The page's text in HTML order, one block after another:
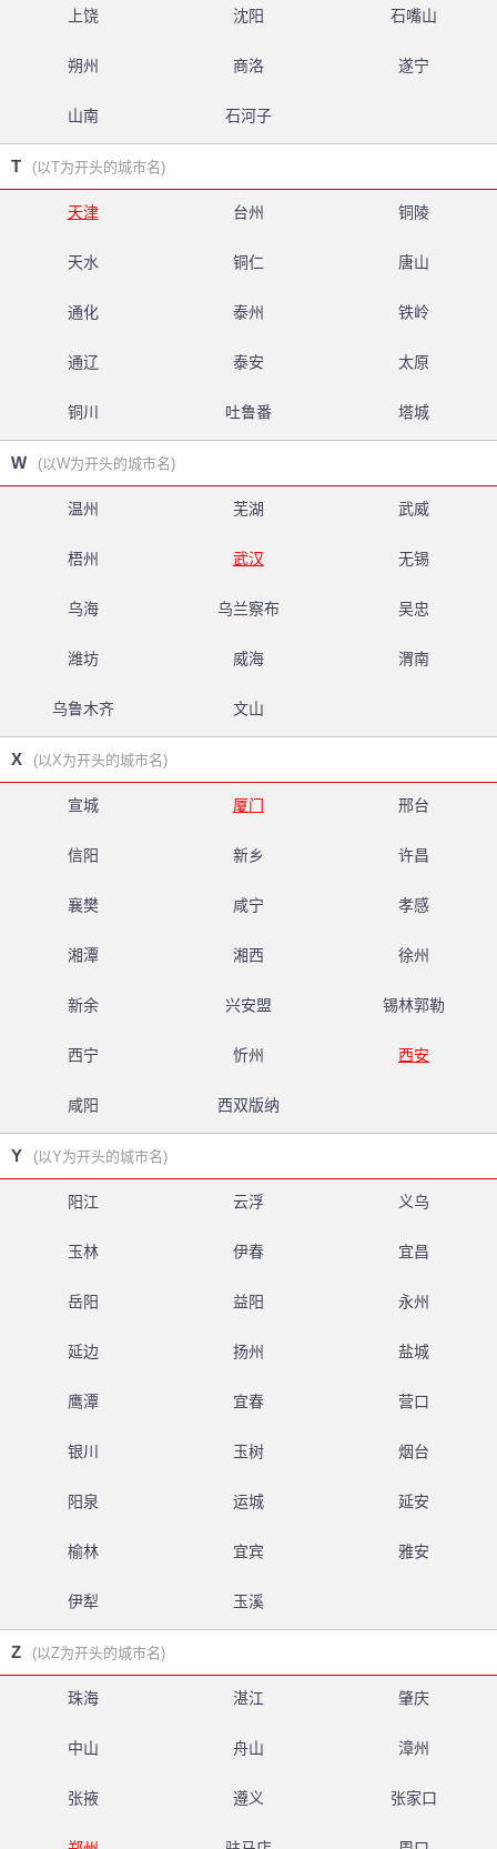
上饶 沈阳 石嘴山
朔州 商洛 遂宁
山南 石河子
T (以T为开头的城市名)
天津 台州 铜陵
天水 铜仁 唐山
通化 泰州 铁岭
通辽 泰安 太原
铜川 吐鲁番 塔城
W (以W为开头的城市名)
温州 芜湖 武威
梧州 武汉 无锡
乌海 乌兰察布 吴忠
潍坊 威海 渭南
乌鲁木齐 文山
X (以X为开头的城市名)
宣城 厦门 邢台
信阳 新乡 许昌
襄樊 咸宁 孝感
湘潭 湘西 徐州
新余 兴安盟 锡林郭勒
西宁 忻州 西安
咸阳 西双版纳
Y (以Y为开头的城市名)
阳江 云浮 义乌
玉林 伊春 宜昌
岳阳 益阳 永州
延边 扬州 盐城
鹰潭 宜春 营口
银川 玉树 烟台
阳泉 运城 延安
榆林 宜宾 雅安
伊犁 玉溪
Z (以Z为开头的城市名)
珠海 湛江 肇庆
中山 舟山 漳州
张掖 遵义 张家口